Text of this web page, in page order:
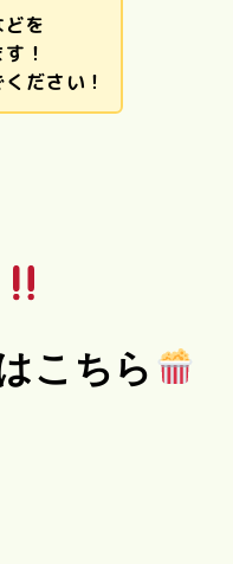
を
！
ださい！
こちら